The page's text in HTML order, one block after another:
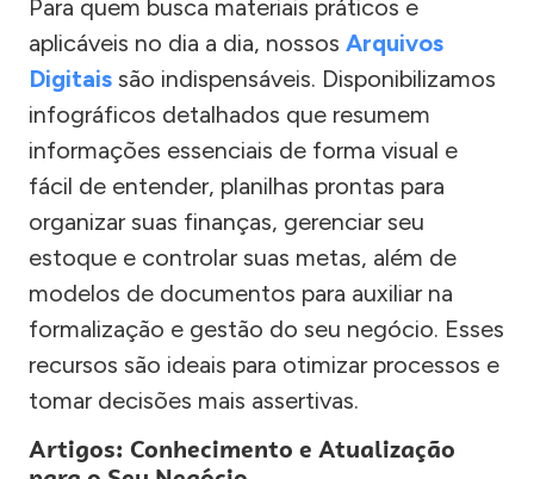
Para quem busca materiais práticos e
aplicáveis no dia a dia, nossos Arquivos
Digitais são indispensáveis. Disponibilizamos
infográficos detalhados que resumem
informações essenciais de forma visual e
fácil de entender, planilhas prontas para
organizar suas finanças, gerenciar seu
estoque e controlar suas metas, além de
modelos de documentos para auxiliar na
formalização e gestão do seu negócio. Esses
recursos são ideais para otimizar processos e
tomar decisões mais assertivas.
Artigos: Conhecimento e Atualização